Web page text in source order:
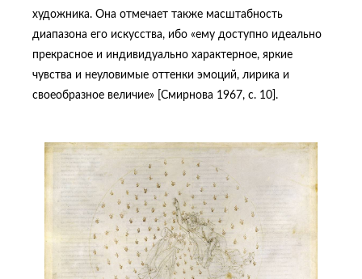
художника. Она отмечает также масштабность
диапазона его искусства, ибо «ему доступно идеально
прекрасное и индивидуально характерное, яркие
чувства и неуловимые оттенки эмоций, лирика и
своеобразное величие» [Смирнова 1967, с. 10].